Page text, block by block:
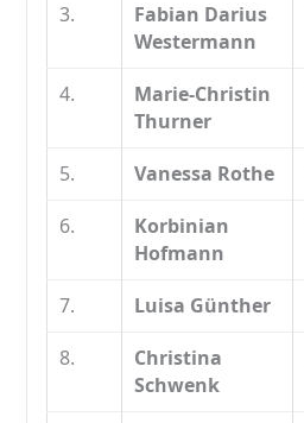
3.
Fabian Darius
Westermann
4.
Marie-Christin
Thurner
5. Vanessa Rothe
6.
Korbinian
Hofmann
7. Luisa Günther
8.
Christina
Schwenk